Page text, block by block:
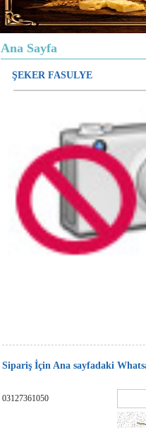
Ana Sayfa
ŞEKER FASULYE
Sipariş İçin Ana sayfadaki
03127361050